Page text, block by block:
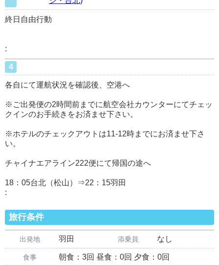
終日自由行動
:
4
各自にて運航状況を確認後、空港へ
※ご出発便の2時間前までに航空会社カウンターにてチェッ
クインのお手続きをお済ませ下さい。
※ホテルのチェックアウトは11-12時までにお済ませ下さ
い。
チャイナエアライン222便にて帰国の途へ
18：05台北（松山）⇒22：15羽田
:
旅行条件
出発地 羽田 添乗員 なし
食事 朝食：3回 昼食：0回 夕食：0回